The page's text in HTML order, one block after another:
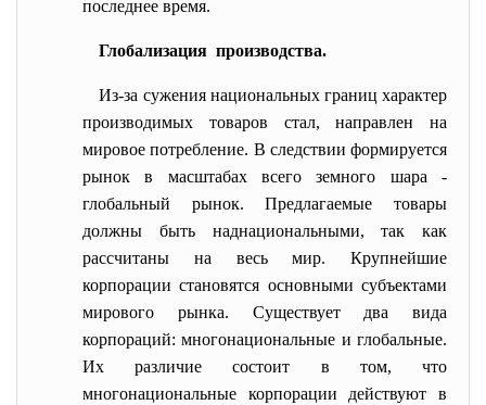
последнее время.
Глобализация производства.
Из-за сужения национальных границ характер
производимых товаров стал, направлен на
мировое потребление. В следствии формируется
рынок в масштабах всего земного шара -
глобальный рынок. Предлагаемые товары
должны быть наднациональными, так как
рассчитаны на весь мир. Крупнейшие
корпорации становятся основными субъектами
мирового рынка. Существует два вида
корпораций: многонациональные и глобальные.
Их различие состоит в том, что
многонациональные корпорации действуют в